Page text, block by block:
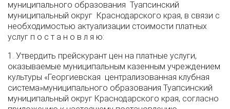
муниципального образования Туапсинский
муниципальный округ Краснодарского края, в связи с
необходимостью актуализации стоимости платных
услуг п о с т а н о в л я ю:
1. Утвердить прейскурант цен на платные услуги,
оказываемые муниципальным казенным учреждением
культуры «Георгиевская централизованная клубная
система»муниципального образования Туапсинский
муниципальный округ Краснодарского края, согласно